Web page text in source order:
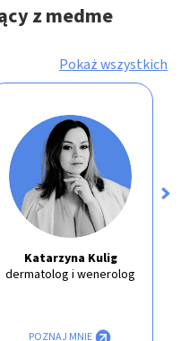
z medme
Pokaż wszystkich
Katarzyna Kulig
dermatolog i wenerolog
POZNAJ MNIE